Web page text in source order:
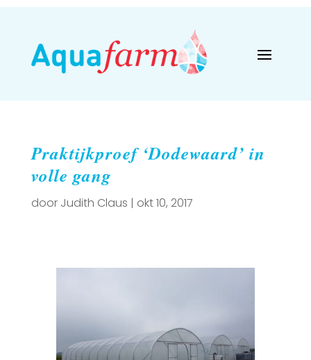
Praktijkproef ‘Dodewaard’ in
volle gang
door Judith Claus | okt 10, 2017